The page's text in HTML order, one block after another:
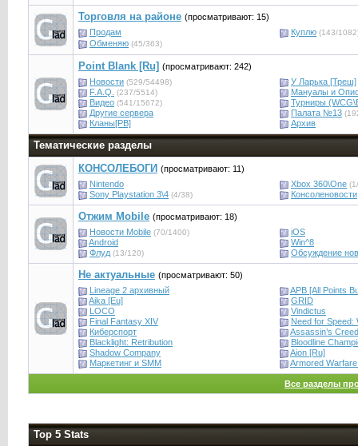
Торговля на районе (просматривают: 15)
Продам
Куплю(143/
Обменяю(45/363)
Point Blank [Ru] (просматривают: 242)
Новости(529/54498)
У Ларька [Треш]
F.A.Q.
(237/5514)
Мануалы и
Видео(541/15672)
Турниры
Другие сервера
Палата №13
Кланы[PB] Архив
Тематические разделы
КОНСОЛЕБОГИ (просматривают: 11)
Nintendo
Xbox 360\One
Sony Playstation 3\4(4/38) Консоленовости
Отжим Mobile (просматривают: 18)
Новости Mobile(70/1400)
iOS
Android
Win^8
Флуд(13/120) Обсуждение
Не актуальные (просматривают: 50)
Lineage 2 архивный
APB [All Points
Aika [Eu]
GRID
LOCO
Vindictus
Final Fantasy XIV
Need for Speed:
Киберспорт
Assassin’s Creed
Blacklight: Retribution
Bloodline
Shadow Company
Aion [Ru]
Маркетинг и SMM
Armored
Все разделы
Top 5 Stats